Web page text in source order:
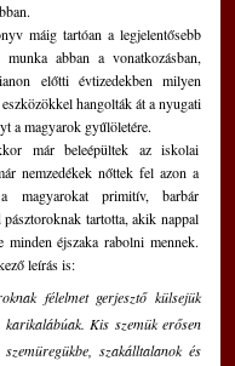
máig tartóan a legjelentősebb
munka abban a vonatkozásban,
előtti évtizedekben milyen
hangolták át a nyugati
a magyarok gyűlöletére.
már beleépültek az iskolai
nemzedékek nőttek fel azon a
magyarokat primitív, barbár
tartotta, akik nappal
minden éjszaka rabolni mennek.
leírás is:
félelmet gerjesztő külsejük
Kis szemük erősen
szemüregükbe, szakálltalanok és